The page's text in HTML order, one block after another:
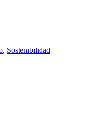
, Sostenibilidad